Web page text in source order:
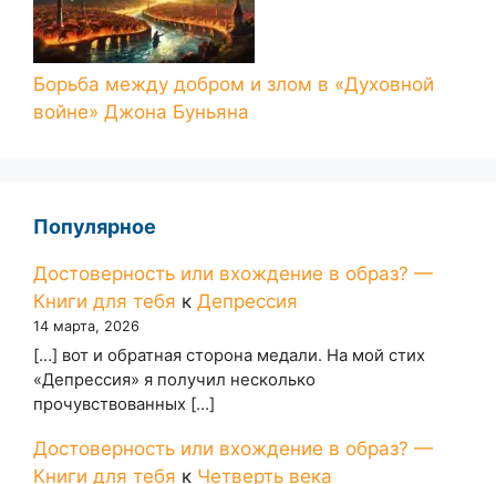
Борьба между добром и злом в «Духовной
войне» Джона Буньяна
Популярное
Достоверность или вхождение в образ? —
Книги для тебя к Депрессия
14 марта, 2026
[…] вот и обратная сторона медали. На мой стих
«Депрессия» я получил несколько
прочувствованных […]
Достоверность или вхождение в образ? —
Книги для тебя к Четверть века